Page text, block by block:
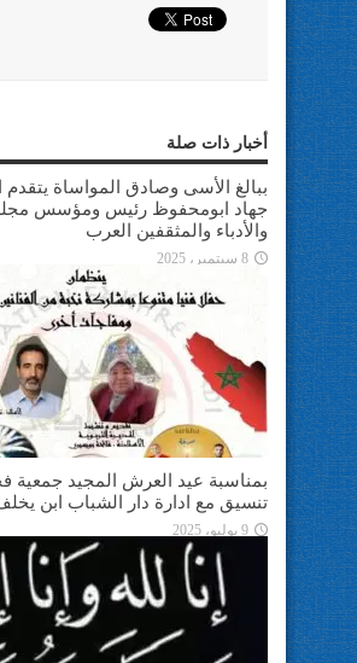
أخبار ذات صلة
ببالغ الأسى وصادق المواساة
جهاد ابومحفوظ رئيس ومؤسس
والأدباء والمثقفين العرب
8 سبتمبر، 2025
بمناسبة عيد العرش المجيد جمعية
تنسيق مع ادارة دار الشباب ابن
9 يوليو، 2025